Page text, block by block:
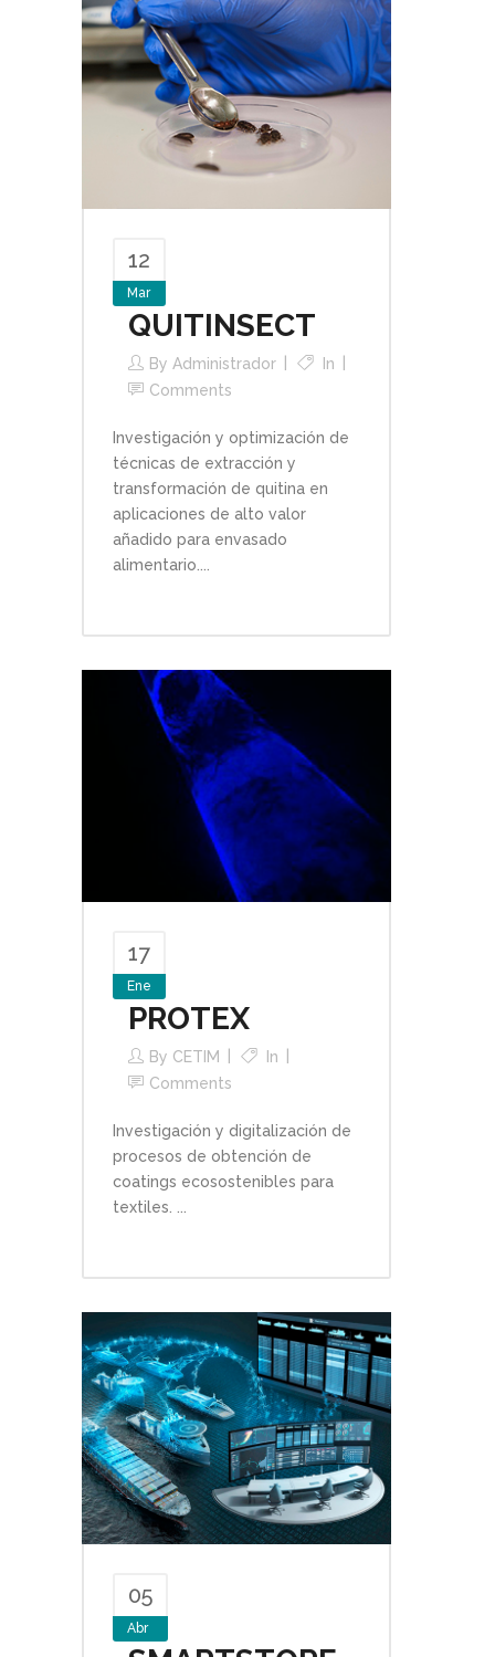
12
Mar
QUITINSECT
By Administrador
In
Comments
Investigación y optimización de
técnicas de extracción y
transformación de quitina en
aplicaciones de alto valor
añadido para envasado
alimentario....
17
Ene
PROTEX
By CETIM
In
Comments
Investigación y digitalización de
procesos de obtención de
coatings ecosostenibles para
textiles. ...
05
Abr